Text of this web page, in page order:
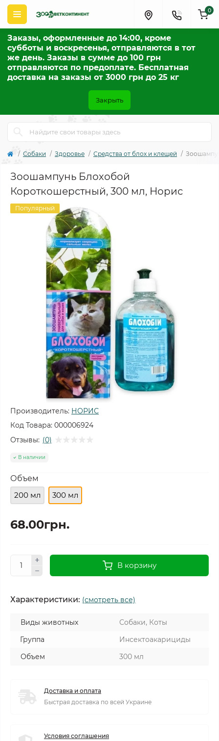
Заказы, оформленные до 14:00, кроме
субботы и воскресенья, отправляются в тот
же день. Заказы в сумме до 100 грн
отправляются по предоплате. Бесплатная
доставка на заказы от 3000 грн до 25 кг
Закрыть
0
Собаки Здоровье Средства от блох и клещей
Зоошампунь Блохобой
Короткошерстный, 300 мл, Норис
Популярный
Производитель: НОРИС
Код Товара: 000006924
Отзывы: (0)
В наличии
Объем
200 мл
300 мл
68.00грн.
В корзину
Характеристики: (смотреть все)
Виды животных
Собаки, Коты
Группа
Инсектоакарициды
Объем
300 мл
Доставка и оплата
Быстрая доставка по всей Украине
Условия соглашения